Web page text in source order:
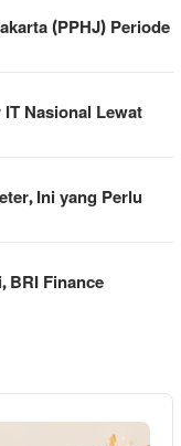
(PPHJ) Periode
Nasional Lewat
Ini yang Perlu
BRI Finance